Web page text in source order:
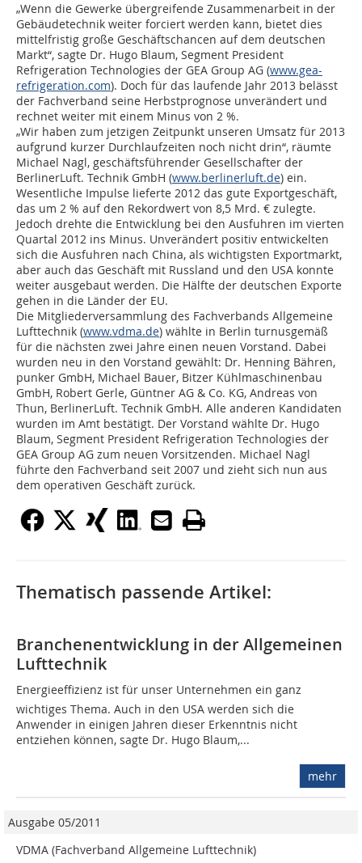
„Wenn die Gewerke übergreifende Zusammenarbeit in der
Gebäudetechnik weiter forciert werden kann, bietet dies
mittelfristig große Geschäftschancen auf dem deutschen
Markt“, sagte Dr. Hugo Blaum, Segment President
Refrigeration Technologies der GEA Group AG (www.gea-
refrigeration.com). Doch für das laufende Jahr 2013 belässt
der Fachverband seine Herbstprognose unverändert und
rechnet weiter mit einem Minus von 2 %.
„Wir haben zum jetzigen Zeitpunkt unseren Umsatz für 2013
aufgrund kurzer Durchlaufzeiten noch nicht drin“, räumte
Michael Nagl, geschäftsführender Gesellschafter der
BerlinerLuft. Technik GmbH (www.berlinerluft.de) ein.
Wesentliche Impulse lieferte 2012 das gute Exportgeschäft,
das um 2 % auf den Rekordwert von 8,5 Mrd. € zulegte.
Jedoch drehte die Entwicklung bei den Ausfuhren im vierten
Quartal 2012 ins Minus. Unverändert positiv entwickelten
sich die Ausfuhren nach China, als wichtigsten Exportmarkt,
aber auch das Geschäft mit Russland und den USA konnte
weiter ausgebaut werden. Die Hälfte der deutschen Exporte
gehen in die Länder der EU.
Die Mitgliederversammlung des Fachverbands Allgemeine
Lufttechnik (www.vdma.de) wählte in Berlin turnusgemäß
für die nächsten zwei Jahre einen neuen Vorstand. Dabei
wurden neu in den Vorstand gewählt: Dr. Henning Bähren,
punker GmbH, Michael Bauer, Bitzer Kühlmaschinenbau
GmbH, Robert Gerle, Güntner AG & Co. KG, Andreas von
Thun, BerlinerLuft. Technik GmbH. Alle anderen Kandidaten
wurden im Amt bestätigt. Der Vorstand wählte Dr. Hugo
Blaum, Segment President Refrigeration Technologies der
GEA Group AG zum neuen Vorsitzenden. Michael Nagl
führte den Fachverband seit 2007 und zieht sich nun aus
dem operativen Geschäft zurück.
Thematisch passende Artikel:
Branchenentwicklung in der Allgemeinen
Lufttechnik
Energieeffizienz ist für unser Unternehmen ein ganz
wichtiges Thema. Auch in den USA werden sich die
Anwender in einigen Jahren dieser Erkenntnis nicht
entziehen können, sagte Dr. Hugo Blaum,...
mehr
Ausgabe 05/2011
VDMA (Fachverband Allgemeine Lufttechnik)